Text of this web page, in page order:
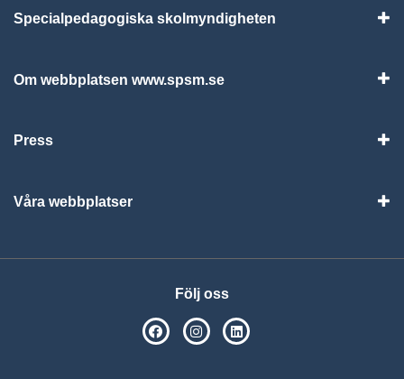
Specialpedagogiska skolmyndigheten
Om webbplatsen www.spsm.se
Press
Våra webbplatser
Följ oss
SPSM på Facebook
SPSM på Instagram